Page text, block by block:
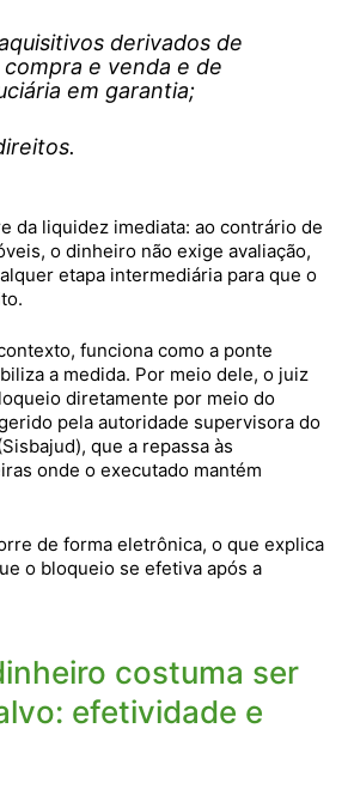
derivados de
e venda e de
em garantia;
da liquidez imediata: ao contrário de
o dinheiro não exige avaliação,
etapa intermediária para que o
funciona como a ponte
a medida. Por meio dele, o juiz
diretamente por meio do
pela autoridade supervisora do
que a repassa às
onde o executado mantém
de forma eletrônica, o que explica
o bloqueio se efetiva após a
costuma ser
efetividade e